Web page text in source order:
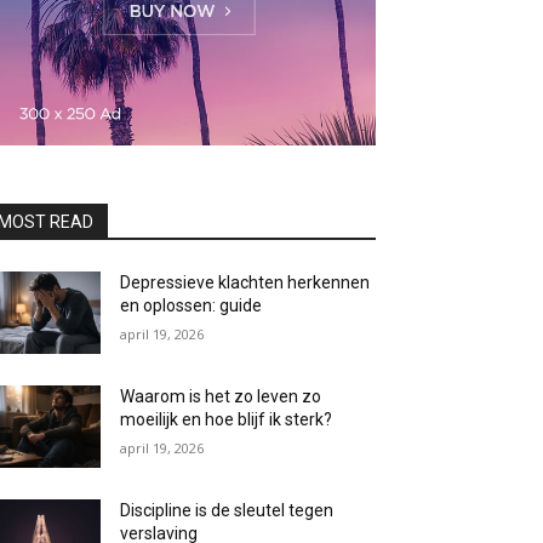
READ
Depressieve klachten herkennen
en oplossen: guide
april 19, 2026
Waarom is het zo leven zo
moeilijk en hoe blijf ik sterk?
april 19, 2026
Discipline is de sleutel tegen
verslaving